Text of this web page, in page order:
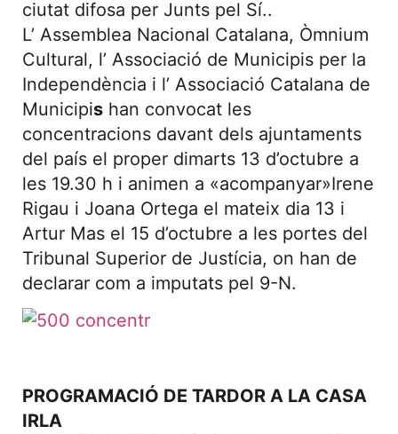
ciutat difosa per Junts pel Sí..
L’ Assemblea Nacional Catalana, Òmnium
Cultural, l’ Associació de Municipis per la
Independència i l’ Associació Catalana de
Municipis han convocat les
concentracions davant dels ajuntaments
del país el proper dimarts 13 d’octubre a
les 19.30 h i animen a «acompanyar»Irene
Rigau i Joana Ortega el mateix dia 13 i
Artur Mas el 15 d’octubre a les portes del
Tribunal Superior de Justícia, on han de
declarar com a imputats pel 9-N.
PROGRAMACIÓ DE TARDOR A LA CASA
IRLA